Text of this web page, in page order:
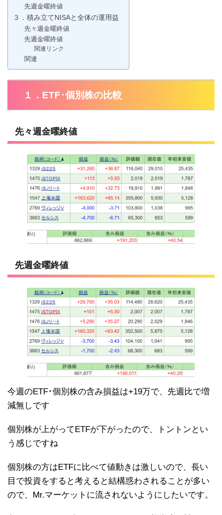
先週金曜終値
３．積み立てNISAと全体の運用益
先々週金曜終値
先週金曜終値
関連リンク
関連
１．ETF･個別株の比較
先々週金曜終値
先週金曜終値
今週のETF･個別株の含み損益は+19万で、先週比で増
減無しです
個別株が上がってETFが下がったので、トントンとい
う感じですね
個別株の方はETFに比べて値動きは激しいので、長い
目で投資をすると考えると結構惑わされることが多い
ので、Mr.マーケットに流されないようにしたいです。